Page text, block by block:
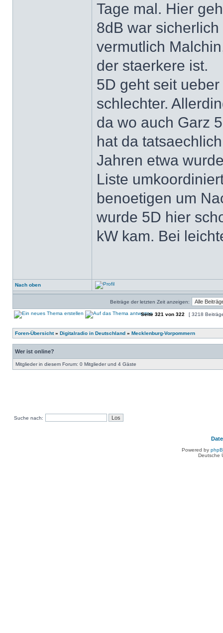
Tage mal. Hier
8dB war
vermutlich
der staerkere ist.
5D geht seit
schlechter.
da wo auch Garz
hat da
Jahren etwa
Liste
benoetigen um
wurde 5D hier
kW kam. Bei
Nach oben
Beiträge der letzten Zeit anzeigen:
Seite 321 von 322 [ 3218
Foren-Übersicht» Digitalradio in Deutschland » Mecklenburg-Vorpommern
Wer ist online?
Mitglieder in diesem Forum: 0 Mitglieder und 4 Gäste
Suche nach:
Powered by
Deutsche